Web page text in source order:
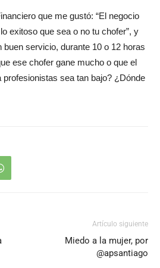
que me gustó: “El negocio
exitoso que sea o no tu chofer”, y
servicio, durante 10 o 12 horas
ese chofer gane mucho o que el
profesionistas sea tan bajo? ¿Dónde
Artículo siguiente
Miedo a la mujer, por
@apsantiago